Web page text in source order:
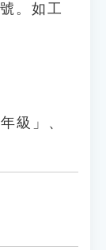
。如工
級」、